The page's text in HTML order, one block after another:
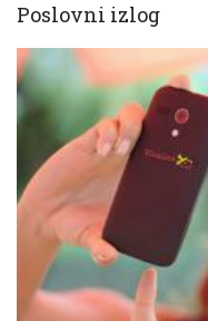
Poslovni izlog